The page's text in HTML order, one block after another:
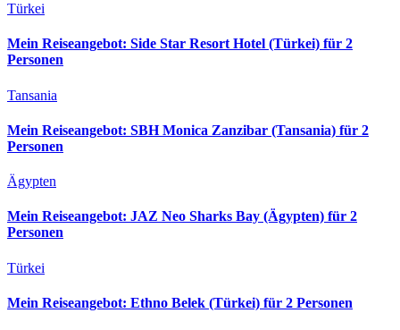
Türkei
Mein Reiseangebot: Side Star Resort Hotel (Türkei) für 2
Personen
Tansania
Mein Reiseangebot: SBH Monica Zanzibar (Tansania) für 2
Personen
Ägypten
Mein Reiseangebot: JAZ Neo Sharks Bay (Ägypten) für 2
Personen
Türkei
Mein Reiseangebot: Ethno Belek (Türkei) für 2 Personen